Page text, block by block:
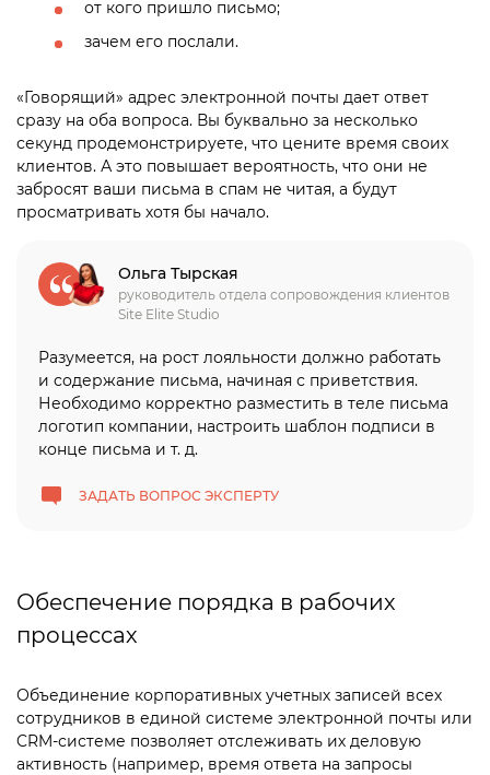
от кого пришло письмо;
зачем его послали.
«‎Говорящий» адрес электронной почты дает ответ
сразу на оба вопроса. Вы буквально за несколько
секунд продемонстрируете, что цените время своих
клиентов. А это повышает вероятность, что они не
забросят ваши письма в спам не читая, а будут
просматривать хотя бы начало.
Ольга Тырская
руководитель отдела сопровождения клиентов
Site Elite Studio
Разумеется, на рост лояльности должно работать
и содержание письма, начиная с приветствия.
Необходимо корректно разместить в теле письма
логотип компании, настроить шаблон подписи в
конце письма и т. д.
ЗАДАТЬ ВОПРОС ЭКСПЕРТУ
Обеспечение порядка в рабочих
процессах
Объединение корпоративных учетных записей всех
сотрудников в единой системе электронной почты или
CRM-системе позволяет отслеживать их деловую
активность (например, время ответа на запросы